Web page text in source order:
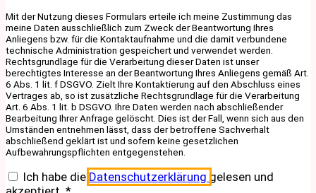
Mit der Nutzung dieses Formulars erteile ich meine Zustimmung das
meine Daten ausschließlich zum Zweck der Beantwortung Ihres
Anliegens bzw. für die Kontaktaufnahme und die damit verbundene
technische Administration gespeichert und verwendet werden.
Rechtsgrundlage für die Verarbeitung dieser Daten ist unser
berechtigtes Interesse an der Beantwortung Ihres Anliegens gemäß Art.
6 Abs. 1 lit. f DSGVO. Zielt Ihre Kontaktierung auf den Abschluss eines
Vertrages ab, so ist zusätzliche Rechtsgrundlage für die Verarbeitung
Art. 6 Abs. 1 lit. b DSGVO. Ihre Daten werden nach abschließender
Bearbeitung Ihrer Anfrage gelöscht. Dies ist der Fall, wenn sich aus den
Umständen entnehmen lässt, dass der betroffene Sachverhalt
abschließend geklärt ist und sofern keine gesetzlichen
Aufbewahrungspflichten entgegenstehen.
Ich habe die Datenschutzerklärung gelesen und